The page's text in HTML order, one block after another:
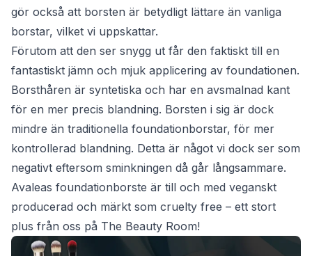
gör också att borsten är betydligt lättare än vanliga
borstar, vilket vi uppskattar.
Förutom att den ser snygg ut får den faktiskt till en
fantastiskt jämn och mjuk applicering av foundationen.
Borsthåren är syntetiska och har en avsmalnad kant
för en mer precis blandning. Borsten i sig är dock
mindre än traditionella foundationborstar, för mer
kontrollerad blandning. Detta är något vi dock ser som
negativt eftersom sminkningen då går långsammare.
Avaleas foundationborste är till och med veganskt
producerad och märkt som cruelty free – ett stort
plus från oss på The Beauty Room!